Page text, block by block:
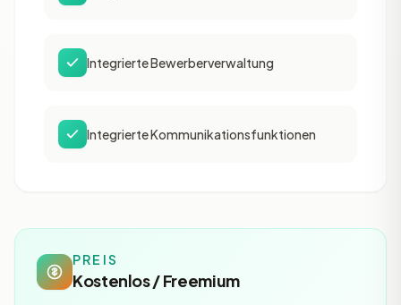
Integrierte Bewerberverwaltung
Integrierte Kommunikationsfunktionen
PREIS
Kostenlos / Freemium